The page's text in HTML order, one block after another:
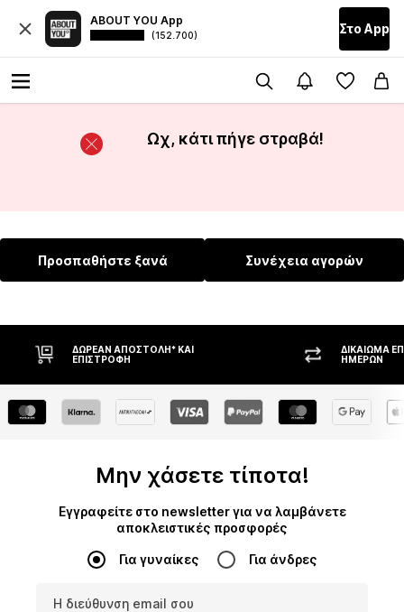
ABOUT YOU App
(152.700) Στο Αpp
Ωχ, κάτι πήγε στραβά!
Προσπαθήστε ξανά Συνέχεια αγορών
ΔΩΡΕΆΝ ΑΠΟΣΤΟΛΉ* ΚΑΙ
ΕΠΙΣΤΡΟΦΉ
ΔΙΚΑΊΩΜΑ
ΗΜΕΡΏΝ
Μην χάσετε τίποτα!
Εγγραφείτε στο newsletter για να λαμβάνετε
αποκλειστικές προσφορές
Για γυναίκες Για άνδρες
Η διεύθυνση email σου